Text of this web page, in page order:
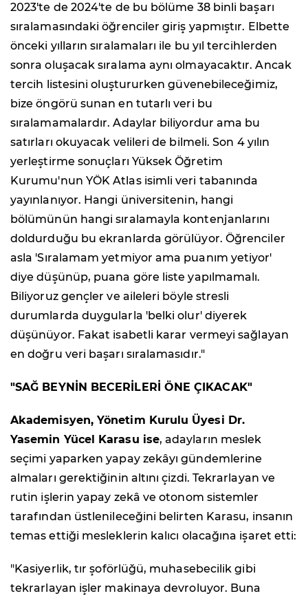
2023'te de 2024'te de bu bölüme 38 binli başarı
sıralamasındaki öğrenciler giriş yapmıştır. Elbette
önceki yılların sıralamaları ile bu yıl tercihlerden
sonra oluşacak sıralama aynı olmayacaktır. Ancak
tercih listesini oluştururken güvenebileceğimiz,
bize öngörü sunan en tutarlı veri bu
sıralamamalardır. Adaylar biliyordur ama bu
satırları okuyacak velileri de bilmeli. Son 4 yılın
yerleştirme sonuçları Yüksek Öğretim
Kurumu'nun YÖK Atlas isimli veri tabanında
yayınlanıyor. Hangi üniversitenin, hangi
bölümünün hangi sıralamayla kontenjanlarını
doldurduğu bu ekranlarda görülüyor. Öğrenciler
asla 'Sıralamam yetmiyor ama puanım yetiyor'
diye düşünüp, puana göre liste yapılmamalı.
Biliyoruz gençler ve aileleri böyle stresli
durumlarda duygularla 'belki olur' diyerek
düşünüyor. Fakat isabetli karar vermeyi sağlayan
en doğru veri başarı sıralamasıdır."
"SAĞ BEYNİN BECERİLERİ ÖNE ÇIKACAK"
Akademisyen, Yönetim Kurulu Üyesi Dr.
Yasemin Yücel Karasu ise, adayların meslek
seçimi yaparken yapay zekâyı gündemlerine
almaları gerektiğinin altını çizdi. Tekrarlayan ve
rutin işlerin yapay zekâ ve otonom sistemler
tarafından üstlenileceğini belirten Karasu, insanın
temas ettiği mesleklerin kalıcı olacağına işaret etti:
"Kasiyerlik, tır şoförlüğü, muhasebecilik gibi
tekrarlayan işler makinaya devroluyor. Buna